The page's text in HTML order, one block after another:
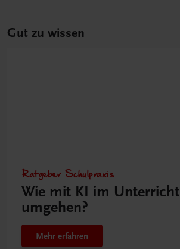
Gut zu wissen
Ratgeber Schulpraxis
Wie mit KI im Unterricht
umgehen?
Mehr erfahren